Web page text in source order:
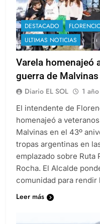
DESTACADO
ULTIMAS NOTICIAS
Varela homenajeó
guerra de Malvinas
Diario EL SOL 1
El intendente de
homenajeó a
Malvinas en el 43º
tropas argentinas en
emplazado sobre Ruta
Rocha. El Alcalde
comunidad para
Leer más